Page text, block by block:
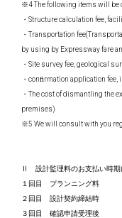
※4 The following items will be
・Structure calculation fee,
・Transportation
by using by Expressway fare
・Site survey fee, geological
・conﬁrmation application fee,
・The cost of dismantling the
premises)
※5 We will consult with you
Ⅱ 設計監理料のお支払い時期
１回目 プランニング
２回目 設計契約締結
３回目 確認申請受理